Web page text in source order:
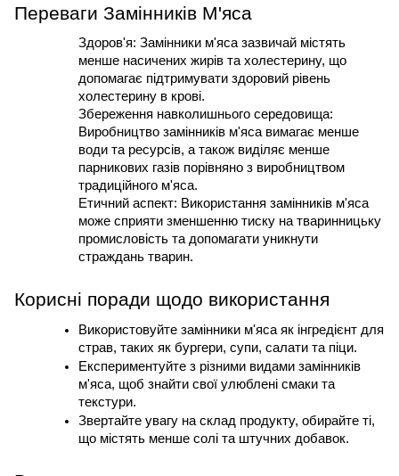
Переваги Замінників М'яса
Здоров'я: Замінники м'яса зазвичай містять
менше насичених жирів та холестерину, що
допомагає підтримувати здоровий рівень
холестерину в крові.
Збереження навколишнього середовища:
Виробництво замінників м'яса вимагає менше
води та ресурсів, а також виділяє менше
парникових газів порівняно з виробництвом
традиційного м'яса.
Етичний аспект: Використання замінників м'яса
може сприяти зменшенню тиску на тваринницьку
промисловість та допомагати уникнути
страждань тварин.
Корисні поради щодо використання
Використовуйте замінники м'яса як інгредієнт для
страв, таких як бургери, супи, салати та піци.
Експериментуйте з різними видами замінників
м'яса, щоб знайти свої улюблені смаки та
текстури.
Звертайте увагу на склад продукту, обирайте ті,
що містять менше солі та штучних добавок.